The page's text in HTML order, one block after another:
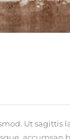
Ut sagittis
accumsan